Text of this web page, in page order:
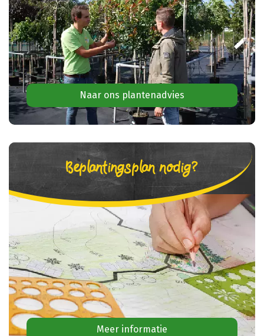
Naar ons plantenadvies
Beplantingsplan nodig?
Meer informatie